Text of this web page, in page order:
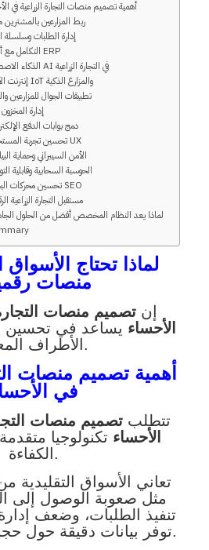
أهمية تصميم منصات التجارة الزراعية في
ربط المزارعين بالمشترين
إدارة الطلبات وسلسلة
التكامل مع أنظمة ERP
الذكاء الاصطناعي AI في التجارة الزراعية
إنترنت الأشياء IoT والمزارع الذكية
تطبيقات الجوال للمزارعين
إدارة
دمج بوابات الدفع
تحسين تجربة المستخدم UX
الأمن السيبراني وحماية
الحوسبة السحابية وقابلية
تحسين محركات البحث SEO
مستقبل التجارة الزراعية
لماذا يعد النظام المخصص أفضل من الحلول
لماذا تحتاج الأسواق
منصات
إنتصميم منصات
الأحساء يساعد في تحسين
الأطراف المعنية.
أهمية تصميم منصات
في
تتطلبتصميم منصات
الأحساء تكنولوجيا
الكفاءة.
تعاني الأسواق التقليدية
مثل صعوبة الوصول إلى
تنفيذ الطلبات، وضعف
توفر بيانات دقيقة حول حجم الإنتاج والأسعار.